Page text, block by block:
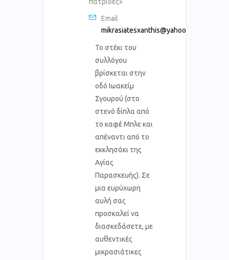
Email
mikrasiatesxanthis@yahoo.gr
Το στέκι του
συλλόγου
βρίσκεται στην
οδό Ιωακείμ
Σγουρού (στο
στενό δίπλα από
το καφέ Μπλε και
απέναντι από το
εκκλησάκι της
Αγίας
Παρασκευής). Σε
μια ευρύχωρη
αυλή σας
προσκαλεί να
διασκεδάσετε, με
αυθεντικές
μικρασιάτικες